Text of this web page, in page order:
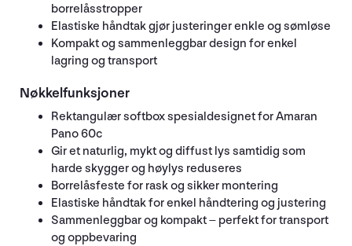
borrelåsstropper
Elastiske håndtak gjør justeringer enkle og sømløse
Kompakt og sammenleggbar design for enkel
lagring og transport
Nøkkelfunksjoner
Rektangulær softbox spesialdesignet for Amaran
Pano 60c
Gir et naturlig, mykt og diffust lys samtidig som
harde skygger og høylys reduseres
Borrelåsfeste for rask og sikker montering
Elastiske håndtak for enkel håndtering og justering
Sammenleggbar og kompakt – perfekt for transport
og oppbevaring